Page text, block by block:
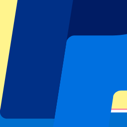
Gracias por enviar el formulario
Información del evento